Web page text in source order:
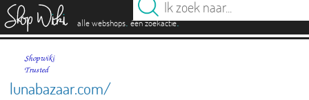
alle webshops. één zoekactie.
lunabazaar.com/